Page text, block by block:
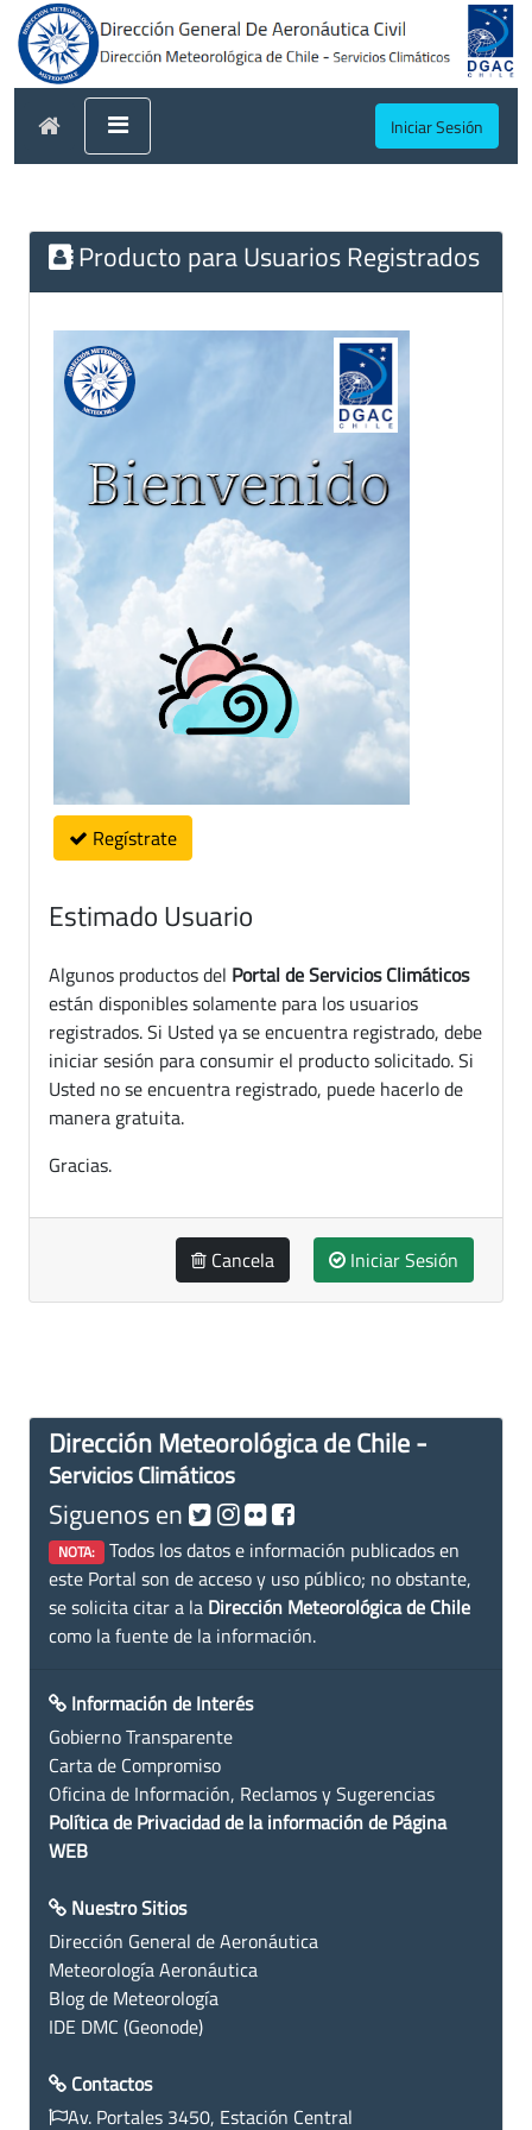
Iniciar Sesión
Producto para Usuarios Registrados
Regístrate
Estimado Usuario
Algunos productos del Portal de Servicios Climáticos
están disponibles solamente para los usuarios
registrados. Si Usted ya se encuentra registrado, debe
iniciar sesión para consumir el producto solicitado. Si
Usted no se encuentra registrado, puede hacerlo de
manera gratuita.
Gracias.
Cancela Iniciar Sesión
Dirección Meteorológica de Chile -
Servicios Climáticos
Siguenos en
NOTA: Todos los datos e información publicados en
este Portal son de acceso y uso público; no obstante,
se solicita citar a la Dirección Meteorológica de Chile
como la fuente de la información.
Información de Interés
Gobierno Transparente
Carta de Compromiso
Oficina de Información, Reclamos y Sugerencias
Política de Privacidad de la información de Página
WEB
Nuestro Sitios
Dirección General de Aeronáutica
Meteorología Aeronáutica
Blog de Meteorología
IDE DMC (Geonode)
Contactos
Av. Portales 3450, Estación Central